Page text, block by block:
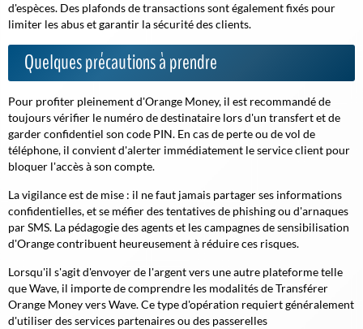
d'espèces. Des plafonds de transactions sont également fixés pour
limiter les abus et garantir la sécurité des clients.
Quelques précautions à prendre
Pour profiter pleinement d'Orange Money, il est recommandé de
toujours vérifier le numéro de destinataire lors d'un transfert et de
garder confidentiel son code PIN. En cas de perte ou de vol de
téléphone, il convient d'alerter immédiatement le service client pour
bloquer l'accès à son compte.
La vigilance est de mise : il ne faut jamais partager ses informations
confidentielles, et se méfier des tentatives de phishing ou d'arnaques
par SMS. La pédagogie des agents et les campagnes de sensibilisation
d'Orange contribuent heureusement à réduire ces risques.
Lorsqu'il s'agit d'envoyer de l'argent vers une autre plateforme telle
que Wave, il importe de comprendre les modalités de Transférer
Orange Money vers Wave. Ce type d'opération requiert généralement
d'utiliser des services partenaires ou des passerelles